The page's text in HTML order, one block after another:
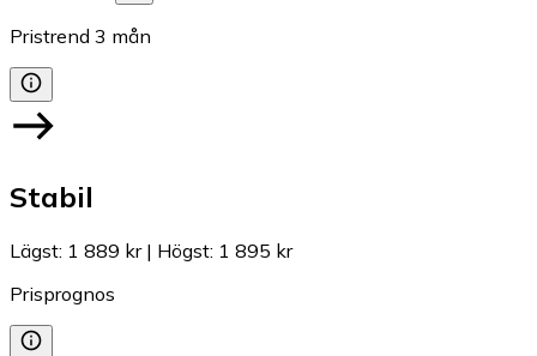
Pristrend 3 mån
Stabil
Lägst: 1 889 kr| Högst: 1 895 kr
Prisprognos